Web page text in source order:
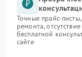
Точные прайс-
ремонта,
бесплатной
сайте